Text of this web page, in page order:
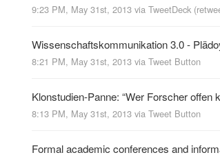
9:23 PM, May 31st, 2013 via TweetDeck
Wissenschaftskommunikation 3.0 -
8:21 PM, May 31st, 2013 via Tweet Button
Klonstudien-Panne: “Wer Forscher
8:13 PM, May 31st, 2013 via Tweet Button
Formal academic conferences and